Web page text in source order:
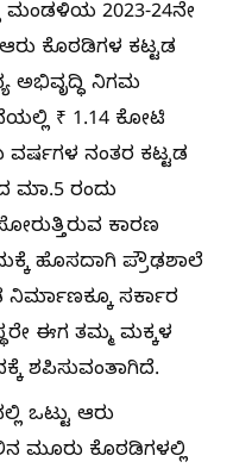
ಮಂಡಳಿಯ 2023-24ನೇ
ಕೊಠಡಿಗಳ ಕಟ್ಟಡ
ಅಭಿವೃದ್ಧಿ ನಿಗಮ
₹ 1.14 ಕೋಟಿ
ವರ್ಷಗಳ ನಂತರ ಕಟ್ಟಡ
ಮಾ.5 ರಂದು
ಕಾರಣ
ಹೊಸದಾಗಿ ಪ್ರೌಢಶಾಲೆ
ನಿರ್ಮಾಣಕ್ಕೂ ಸರ್ಕಾರ
ಈಗ ತಮ್ಮ ಮಕ್ಕಳ
ಶಪಿಸುವಂತಾಗಿದೆ.
ಒಟ್ಟು ಆರು
ಮೂರು ಕೊಠಡಿಗಳಲ್ಲಿ